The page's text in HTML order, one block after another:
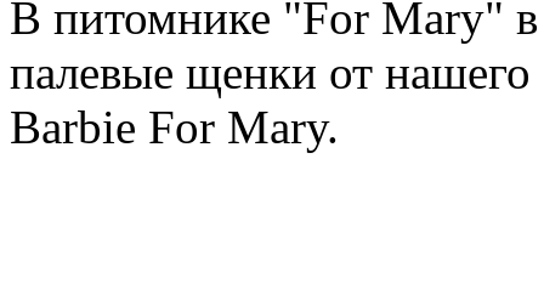
В питомнике "For Mary" в
палевые щенки от
Barbie For Mary.